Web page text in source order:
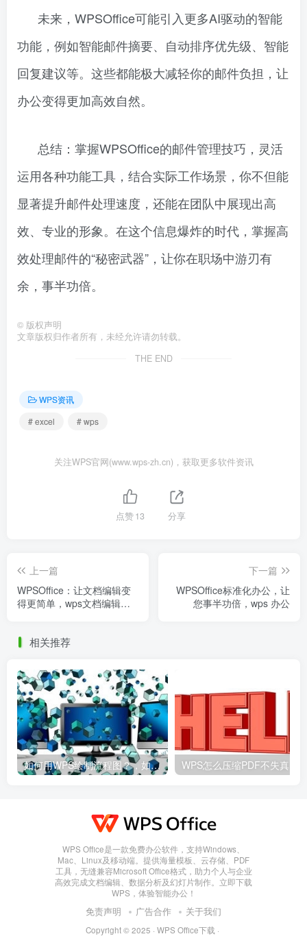
未来，WPSOffice可能引入更多AI驱动的智能
功能，例如智能邮件摘要、自动排序优先级、智能
回复建议等。这些都能极大减轻你的邮件负担，让
办公变得更加高效自然。
总结：掌握WPSOffice的邮件管理技巧，灵活
运用各种功能工具，结合实际工作场景，你不但能
显著提升邮件处理速度，还能在团队中展现出高
效、专业的形象。在这个信息爆炸的时代，掌握高
效处理邮件的“秘密武器”，让你在职场中游刃有
余，事半功倍。
© 版权声明
文章版权归作者所有，未经允许请勿转载。
THE END
WPS资讯
# excel
# wps
关注WPS官网(www.wps-zh.cn)，获取更多软件资讯
点赞13 分享
上一篇
WPSOffice：让文档编辑变
得更简单，wps文档编辑技
下一篇
WPSOffice标准化办公，让
您事半功倍，wps 办公
相关推荐
如何用WPS绘制流程图？，如何用wps绘制流程图并保存
WPS Office是一款免费办公软件，支持Windows、
Mac、Linux及移动端。提供海量模板、云存储、PDF
工具，无缝兼容Microsoft Office格式，助力个人与企业
高效完成文档编辑、数据分析及幻灯片制作。立即下载
WPS，体验智能办公！
免责声明 广告合作 关于我们
Copyright © 2025 · WPS Office下载 ·